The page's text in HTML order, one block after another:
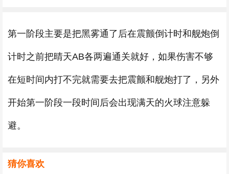
第一阶段主要是把黑雾通了后在震颤倒计时和舰炮倒
计时之前把晴天AB各两遍通关就好，如果伤害不够
在短时间内打不完就需要去把震颤和舰炮打了，另外
开始第一阶段一段时间后会出现满天的火球注意躲
避。
猜你喜欢